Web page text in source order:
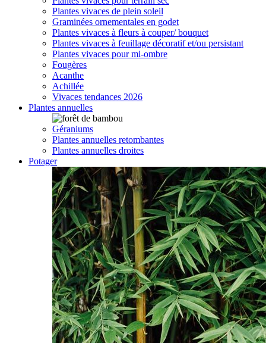
Plantes vivaces de plein soleil
Graminées ornementales en godet
Plantes vivaces à fleurs à couper/ bouquet
Plantes vivaces à feuillage décoratif et/ou persistant
Plantes vivaces pour mi-ombre
Fougères
Acanthe
Achillée
Vivaces tendances 2026
Plantes annuelles
Géraniums
Plantes annuelles retombantes
Plantes annuelles droites
Potager